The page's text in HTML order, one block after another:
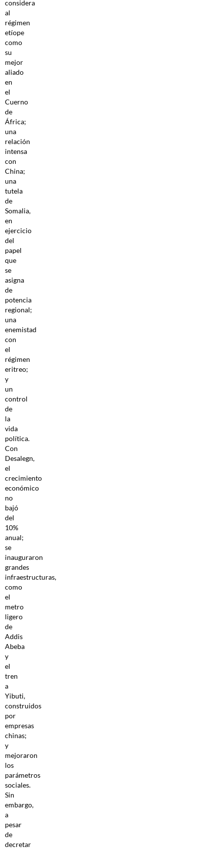
considera
al
régimen
etíope
como
su
mejor
aliado
en
el
Cuerno
de
África;
una
relación
intensa
con
China;
una
tutela
de
Somalia,
en
ejercicio
del
papel
que
se
asigna
de
potencia
regional;
una
enemistad
con
el
régimen
eritreo;
y
un
control
de
la
vida
política.
Con
Desalegn,
el
crecimiento
económico
no
bajó
del
10%
anual;
se
inauguraron
grandes
infraestructuras,
como
el
metro
ligero
de
Addis
Abeba
y
el
tren
a
Yibuti,
construidos
por
empresas
chinas;
y
mejoraron
los
parámetros
sociales.
Sin
embargo,
a
pesar
de
decretar